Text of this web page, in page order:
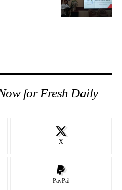
for Fresh Daily
X
PayPal